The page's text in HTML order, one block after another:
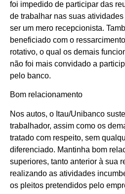
foi impedido de participar das
de trabalhar nas suas
ser um mero recepcionista.
beneficiado com o
rotativo, o qual os demais
não foi mais convidado a
pelo banco.
Bom relacionamento
Nos autos, o Itau/Unibanco
trabalhador, assim como os
tratado com respeito, sem
diferenciado. Mantinha bom
superiores, tanto anterior à sua
realizando as atividades
os pleitos pretendidos pelo